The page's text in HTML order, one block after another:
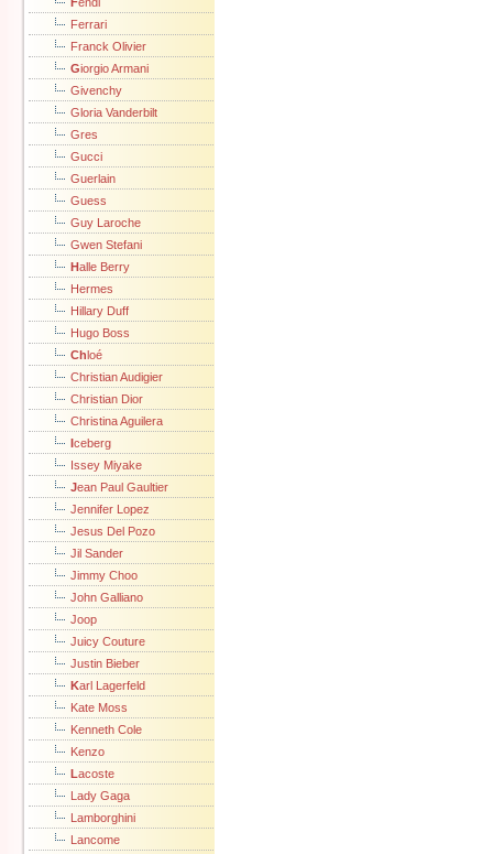
Ferrari
Franck Olivier
Giorgio Armani
Givenchy
Gloria Vanderbilt
Gres
Gucci
Guerlain
Guess
Guy Laroche
Gwen Stefani
Halle Berry
Hermes
Hillary Duff
Hugo Boss
Chloé
Christian Audigier
Christian Dior
Christina Aguilera
Iceberg
Issey Miyake
Jean Paul Gaultier
Jennifer Lopez
Jesus Del Pozo
Jil Sander
Jimmy Choo
John Galliano
Joop
Juicy Couture
Justin Bieber
Karl Lagerfeld
Kate Moss
Kenneth Cole
Kenzo
Lacoste
Lady Gaga
Lamborghini
Lancome